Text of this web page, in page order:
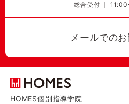
総合受付 ｜
メールでの
HOMES個別指導学院